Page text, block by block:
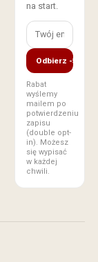
na start.
Odbierz -5%
Rabat
wyślemy
mailem po
potwierdzeniu
zapisu
(double opt-
in). Możesz
się wypisać
w każdej
chwili.